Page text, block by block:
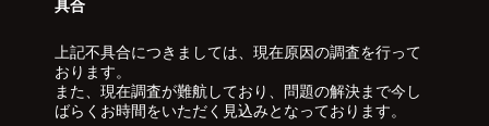
具合
上記不具合につきましては、現在原因の調査を行って
おります。
また、現在調査が難航しており、問題の解決まで今し
ばらくお時間をいただく見込みとなっております。